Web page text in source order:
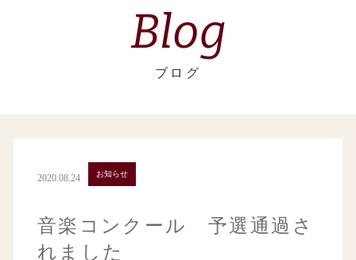
Blog
ブログ
2020.08.24 お知らせ
音楽コンクール 予選通過さ
れました